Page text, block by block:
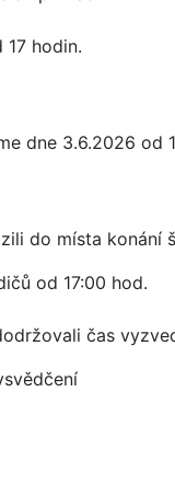
hodin.
dne 3.6.2026 od
do místa
od 17:00 hod.
čas